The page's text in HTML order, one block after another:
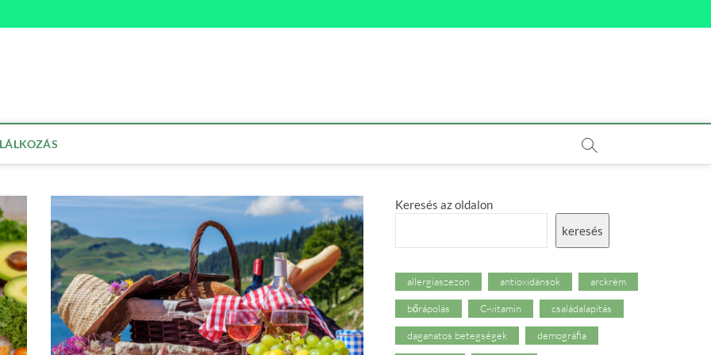
Keresés az oldalon
keresés
allergiaszezon antioxidánsok arckrém
bőrápolás C-vitamin családalapítás
daganatos betegségek demográfia